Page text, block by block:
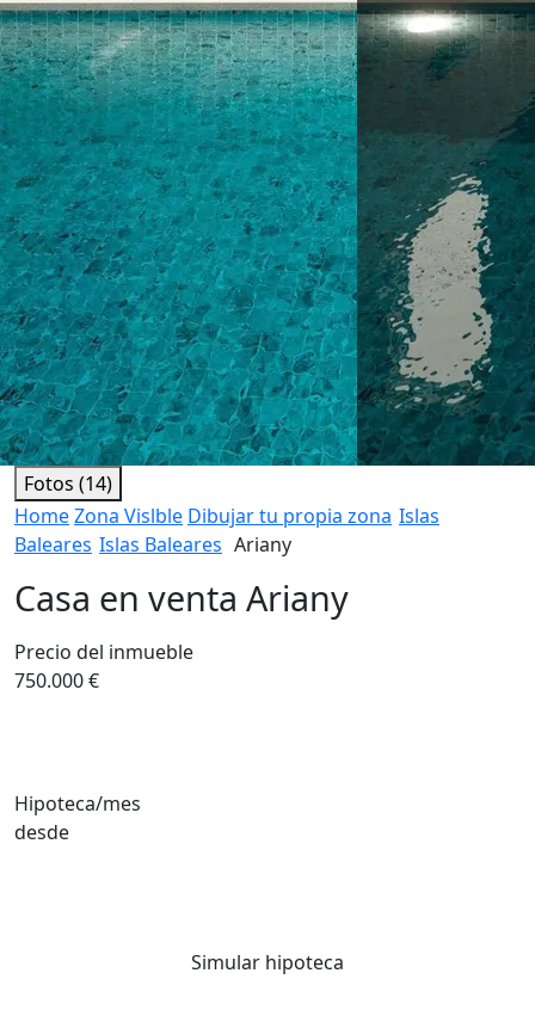
Fotos (14)
HomeZona Vislble Dibujar tu propia zona Islas
Baleares Islas Baleares Ariany
Casa en venta Ariany
Precio del inmueble
750.000 €
Hipoteca/mes
desde
Simular hipoteca